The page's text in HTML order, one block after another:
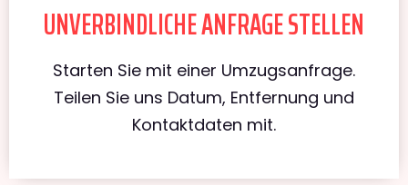
UNVERBINDLICHE ANFRAGE STELLEN
Starten Sie mit einer Umzugsanfrage.
Teilen Sie uns Datum, Entfernung und
Kontaktdaten mit.